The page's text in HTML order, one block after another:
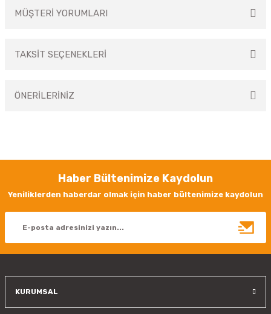
MÜŞTERİ YORUMLARI
TAKSİT SEÇENEKLERİ
ÖNERİLERİNİZ
Görüş ve önerileriniz için teşekkür ederiz.
Ürün resmi kalitesiz, bozuk veya görüntülenemiyor.
Ürün bilgilerinde hatalar bulunuyor.
Haber Bültenimize Kaydolun
Yeniliklerden haberdar olmak için haber bültenimize kaydolun
KURUMSAL